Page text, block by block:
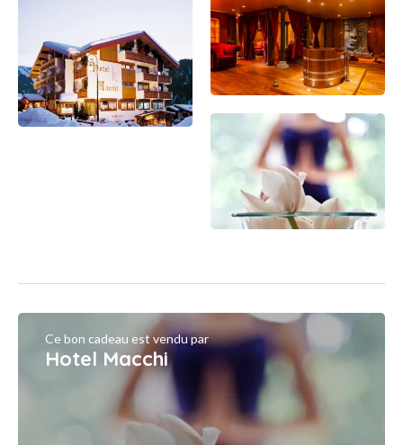
Ce bon cadeau est vendu par
Hotel Macchi